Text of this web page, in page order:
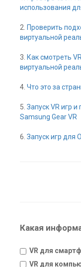
использования
2. Проверить
виртуальной
3. Как смотреть
виртуальной
4. Что это за
5. Запуск VR игр
Samsung Gear VR
6. Запуск игр для
Какая
VR для
VR для